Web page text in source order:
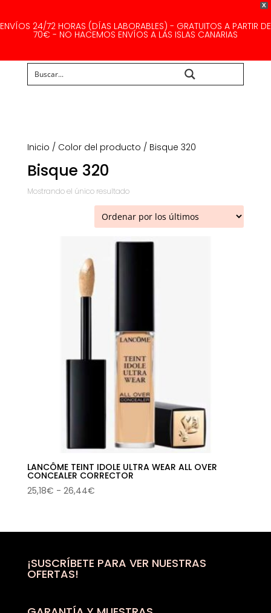
X
ENVÍOS 24/72 HORAS (DÍAS LABORABLES) - GRATUITOS A PARTIR DE
70€ - NO HACEMOS ENVÍOS A LAS ISLAS CANARIAS
Inicio / Color del producto / Bisque 320
Bisque 320
Mostrando el único resultado
LANCÔME TEINT IDOLE ULTRA WEAR ALL OVER
CONCEALER CORRECTOR
25,18€ - 26,44€Rango
desde
hasta
¡SUSCRÍBETE PARA VER NUESTRAS
OFERTAS!